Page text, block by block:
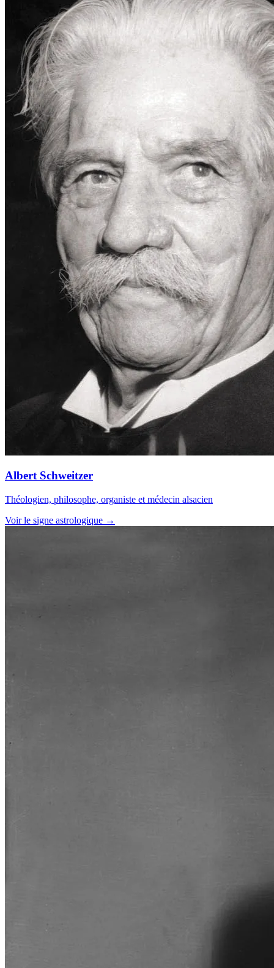
Albert Schweitzer
Théologien, philosophe, organiste et médecin alsacien
Voir le signe astrologique →